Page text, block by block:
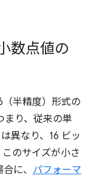
数点値の
（半精度）形式の
まり、従来の単
異なり、16 ビッ
のサイズが小さ
に、 パフォーマ